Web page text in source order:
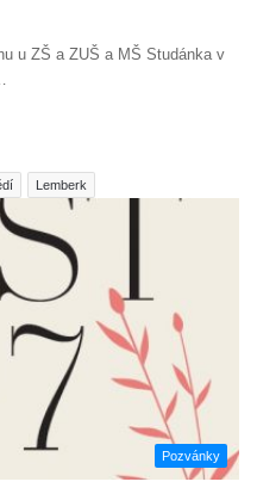
u ZŠ a ZUŠ a MŠ Studánka v
Lemberk
Pozvánky